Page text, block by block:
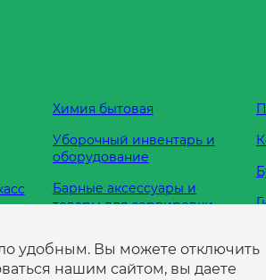
Химия бытовая
Уборочный инвентарь и
оборудование
Барные аксессуары и
товары для сервировки
принадлежности
удобным. Вы можете отключить
нашим сайтом, вы даете